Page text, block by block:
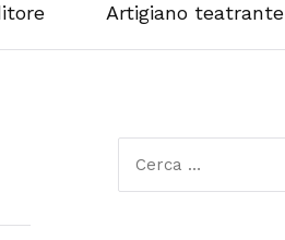
Artigiano teatrante
R
e